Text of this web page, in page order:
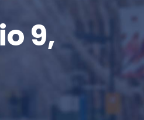
9,